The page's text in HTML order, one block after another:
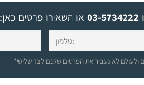
03-5734222 או השאירו פרטים כאן:
ולעולם לא נעביר את הפרטים שלכם לצד שלישי